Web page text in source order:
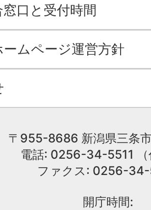
口と受付時間
ームページ運営方針
〒955-8686 新潟県三条
電話: 0256-34-5511
ファクス: 0256-
開庁時間: